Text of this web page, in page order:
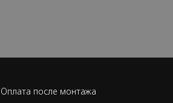
Оплата после монтажа